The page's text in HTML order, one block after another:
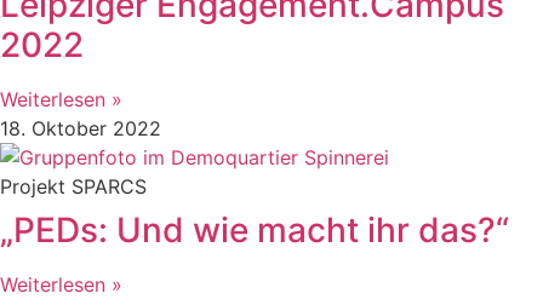
2022
Weiterlesen »
18. Oktober 2022
Projekt SPARCS
„PEDs: Und wie macht ihr das?“
Weiterlesen »